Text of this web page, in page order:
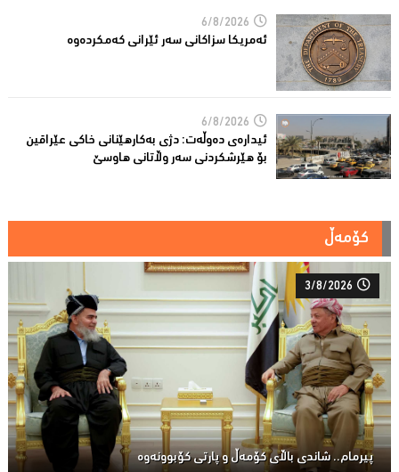
6/8/2026
ئه‌مریكا سزاكانی سه‌ر ئێرانی كه‌مكرده‌وه‌
6/8/2026
ئیدارەى دەوڵەت: دژى بەکارهێنانى خاکی عێراقین
بۆ هێرشکردنى سەر وڵاتانی هاوسێ
کۆمەڵ
3/8/2026
پیرمام.. شاندی باڵای كۆمه‌ڵ و پارتی كۆبوونه‌وه‌